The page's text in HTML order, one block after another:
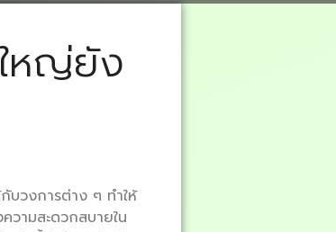
ใหญ่ยัง
บวงการต่าง ๆ ทำให้
วามสะดวกสบายใน